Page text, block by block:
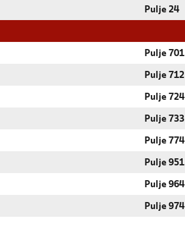
Pulje 24
Pulje 701
Pulje 712
Pulje 724
Pulje 733
Pulje 774
Pulje 951
Pulje 964
Pulje 974